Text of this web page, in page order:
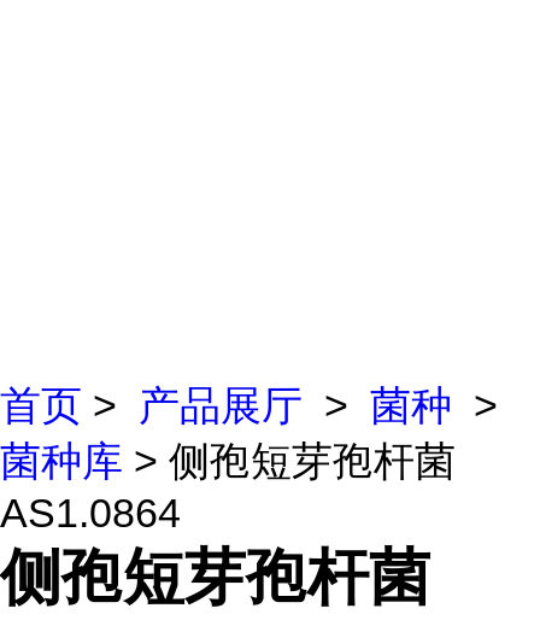
首页 > 产品展厅 > 菌种 >
菌种库 > 侧孢短芽孢杆菌
AS1.0864
侧孢短芽孢杆菌